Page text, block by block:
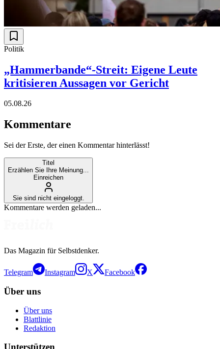
Politik
„Hammerbande“-Streit: Eigene Leute
kritisieren Aussagen vor Gericht
05.08.26
Kommentare
Sei der Erste, der einen Kommentar hinterlässt!
Titel
Erzählen Sie Ihre Meinung...
Einreichen
Sie sind nicht eingeloggt.
Kommentare werden geladen...
Das Magazin für Selbstdenker.
Telegram Instagram X Facebook
Über uns
Über uns
Blattlinie
Redaktion